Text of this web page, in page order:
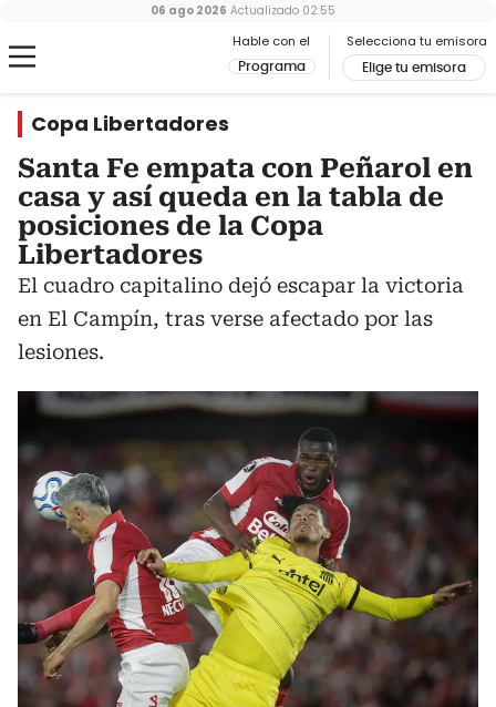
Hable con el
Programa
Selecciona tu emisora
Elige tu emisora
06 ago 2026 Actualizado 02:55
Copa Libertadores
Santa Fe empata con Peñarol en
casa y así queda en la tabla de
posiciones de la Copa
Libertadores
El cuadro capitalino dejó escapar la victoria
en El Campín, tras verse afectado por las
lesiones.